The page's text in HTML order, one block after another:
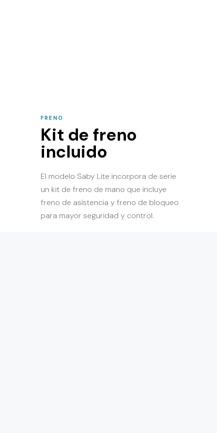
FRENO
Kit de freno
incluido
El modelo Saby Lite incorpora de serie
un kit de freno de mano que incluye
freno de asistencia y freno de bloqueo
para mayor seguridad y control.